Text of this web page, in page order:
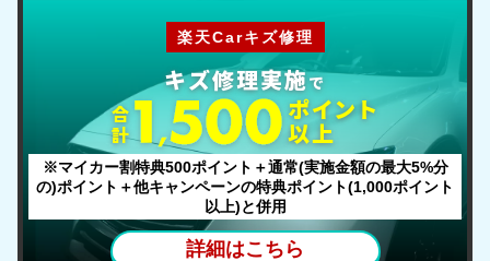
楽天Carキズ修理
キズ修理実施で
合
計
ポイント
以上
※マイカー割特典500ポイント＋通常(実施金額の最大5%分
の)ポイント ＋他キャンペーンの特典ポイント(1,000ポイント
以上)と併用
詳細はこちら